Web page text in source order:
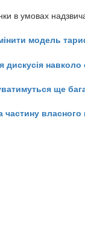
в умовах
модель
навколо
ще
власного